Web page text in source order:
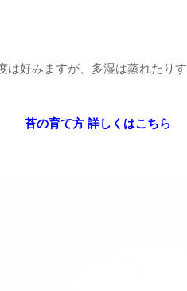
は好みますが、多湿は蒸れたりす
苔の育て方 詳しくはこちら